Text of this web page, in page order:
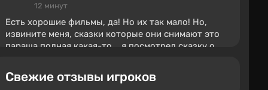
12 минут
Есть хорошие фильмы, да! Но их так мало! Но,
извините меня, сказки которые они снимают это
параша полная какая-то....я посмотрел сказку о
декораций, до диалогов! Стихи Пушкина звучат
,да .... но они так вставлены в фильм, что кажется
Свежие отзывы игроков